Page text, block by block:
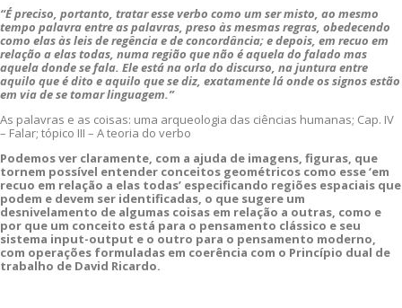
“É preciso, portanto, tratar esse verbo como um ser misto, ao mesmo
tempo palavra entre as palavras, preso às mesmas regras, obedecendo
como elas às leis de regência e de concordância; e depois, em recuo em
relação a elas todas, numa região que não é aquela do falado mas
aquela donde se fala. Ele está na orla do discurso, na juntura entre
aquilo que é dito e aquilo que se diz, exatamente lá onde os signos estão
em via de se tomar linguagem.”
As palavras e as coisas: uma arqueologia das ciências humanas; Cap. IV
– Falar; tópico III – A teoria do verbo
Podemos ver claramente, com a ajuda de imagens, figuras, que
tornem possível entender conceitos geométricos como esse ‘em
recuo em relação a elas todas’ especificando regiões espaciais que
podem e devem ser identificadas, o que sugere um
desnivelamento de algumas coisas em relação a outras, como e
por que um conceito está para o pensamento clássico e seu
sistema input-output e o outro para o pensamento moderno,
com operações formuladas em coerência com o Princípio dual de
trabalho de David Ricardo.